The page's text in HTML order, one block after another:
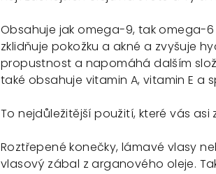
Obsahuje jak omega-9, tak omega-
zklidňuje pokožku a akné a zvyšuje
propustnost a napomáhá dalším
také obsahuje vitamin A, vitamin E a
To nejdůležitější použití, které vás asi
Roztřepené konečky, lámavé vlasy
vlasový zábal z arganového oleje.